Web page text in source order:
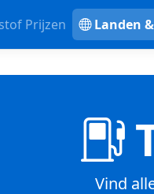
Prijzen Landen
Vind